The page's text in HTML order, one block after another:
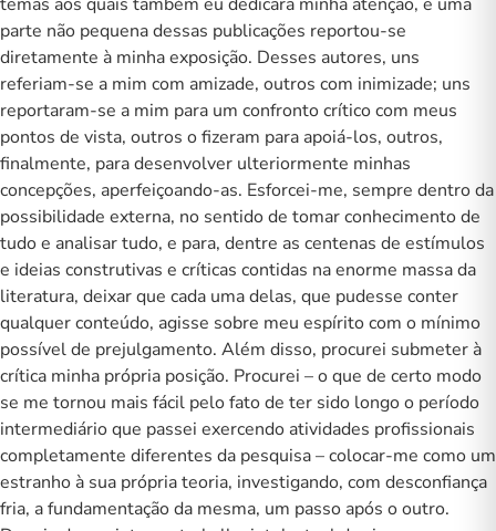
parte não pequena dessas publicações reportou-se
diretamente à minha exposição. Desses autores, uns
referiam-se a mim com amizade, outros com inimizade; uns
reportaram-se a mim para um confronto crítico com meus
pontos de vista, outros o fizeram para apoiá-los, outros,
finalmente, para desenvolver ulteriormente minhas
concepções, aperfeiçoando-as. Esforcei-me, sempre dentro da
possibilidade externa, no sentido de tomar conhecimento de
tudo e analisar tudo, e para, dentre as centenas de estímulos
e ideias construtivas e críticas contidas na enorme massa da
literatura, deixar que cada uma delas, que pudesse conter
qualquer conteúdo, agisse sobre meu espírito com o mínimo
possível de prejulgamento. Além disso, procurei submeter à
crítica minha própria posição. Procurei – o que de certo modo
se me tornou mais fácil pelo fato de ter sido longo o período
intermediário que passei exercendo atividades profissionais
completamente diferentes da pesquisa – colocar-me como um
estranho à sua própria teoria, investigando, com desconfiança
fria, a fundamentação da mesma, um passo após o outro.